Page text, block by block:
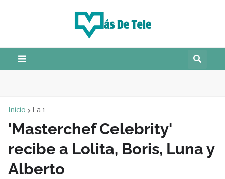
Inicio La 1
'Masterchef Celebrity'
recibe a Lolita, Boris, Luna y
Alberto